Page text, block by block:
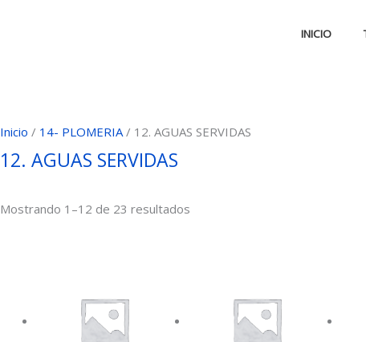
INICIO
Inicio / 14- PLOMERIA/ 12. AGUAS SERVIDAS
12. AGUAS SERVIDAS
Mostrando 1–12 de 23 resultados